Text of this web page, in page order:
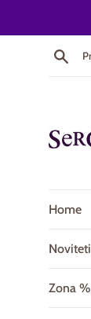
Home
Noviteti
Zona